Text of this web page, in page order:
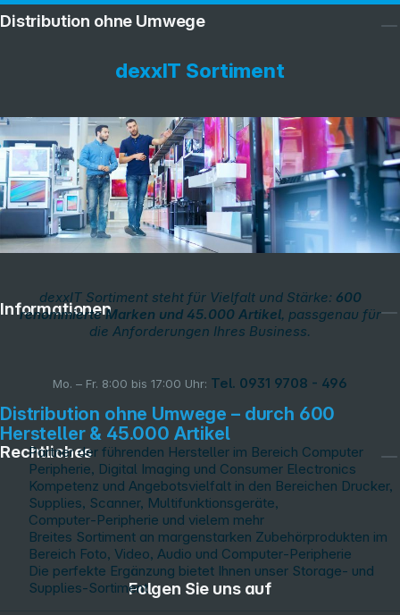
Mo. – Fr. 8:00 bis 17:00 Uhr: Tel. 0931 9708 - 496
dexxIT Sortiment
dexxIT Sortiment steht für Vielfalt und Stärke: 600
renommierte Marken und 45.000 Artikel, passgenau für
die Anforderungen Ihres Business.
Distribution ohne Umwege – durch 600
Hersteller & 45.000 Artikel
Partner der führenden Hersteller im Bereich Computer
Peripherie, Digital Imaging und Consumer Electronics
Kompetenz und Angebotsvielfalt in den Bereichen Drucker,
Supplies, Scanner, Multifunktionsgeräte,
Computer‑Peripherie und vielem mehr
Breites Sortiment an margenstarken Zubehörprodukten im
Bereich Foto, Video, Audio und Computer‑Peripherie
Die perfekte Ergänzung bietet Ihnen unser Storage‑ und
Supplies‑Sortiment
Distribution ohne Umwege
Service
Informationen
Rechtliches
Folgen Sie uns auf